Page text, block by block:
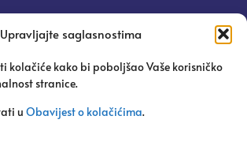
Upravljajte saglasnostima
kolačiće kako bi poboljšao Vaše korisničko
stranice.
u Obavijest o kolačićima.